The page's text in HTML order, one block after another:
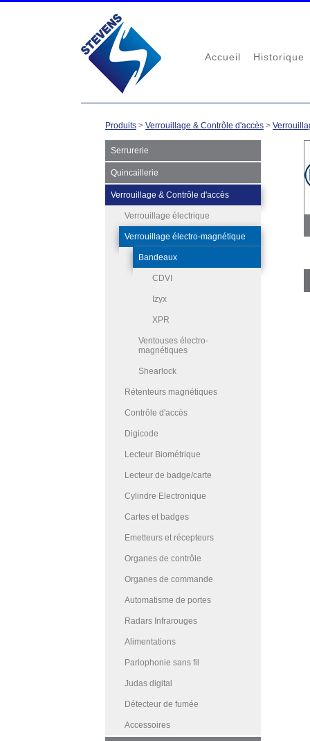
Accueil Historique
Produits > Verrouillage & Contrôle d'accès >
Serrurerie
Quincaillerie
Verrouillage & Contrôle d'accès
Verrouillage électrique
Verrouillage électro-magnétique
Bandeaux
CDVI
Izyx
XPR
Ventouses électro-
magnétiques
Shearlock
Rétenteurs magnétiques
Contrôle d'accès
Digicode
Lecteur Biométrique
Lecteur de badge/carte
Cylindre Electronique
Cartes et badges
Emetteurs et récepteurs
Organes de contrôle
Organes de commande
Automatisme de portes
Radars Infrarouges
Alimentations
Parlophonie sans fil
Judas digital
Détecteur de fumée
Accessoires